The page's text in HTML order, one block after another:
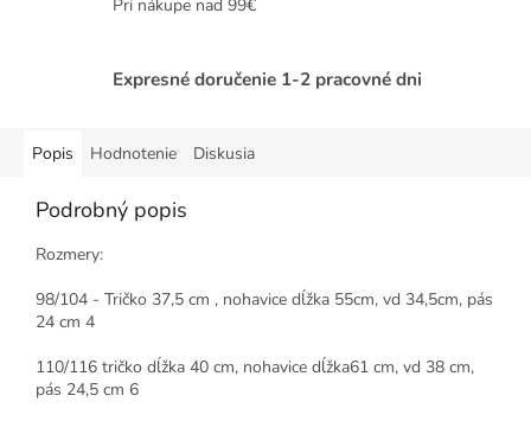
Pri nákupe nad 99€
Expresné doručenie 1-2 pracovné dni
Popis Hodnotenie Diskusia
Podrobný popis
Rozmery:
98/104 - Tričko 37,5 cm , nohavice dĺžka 55cm, vd 34,5cm, pás
24 cm 4
110/116 tričko dĺžka 40 cm, nohavice dĺžka61 cm, vd 38 cm,
pás 24,5 cm 6